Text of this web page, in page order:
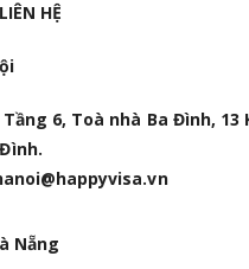
HỆ
6, Toà nhà Ba Đình, 13
Nẵng